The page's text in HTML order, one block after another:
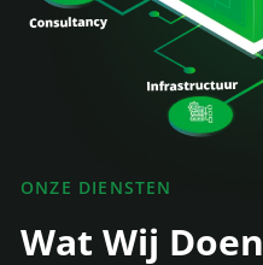
ONZE DIENSTEN
Wat Wij Doen